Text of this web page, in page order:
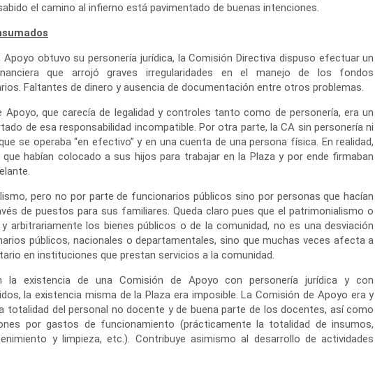
el camino al infierno está pavimentado de buenas intenciones.
obtuvo su personería jurídica, la Comisión Directiva dispuso efectuar un
que arrojó graves irregularidades en el manejo de los fondos
Faltantes de dinero y ausencia de documentación entre otros problemas.
que carecía de legalidad y controles tanto como de personería, era un
de esa responsabilidad incompatible. Por otra parte, la CA sin personería ni
se operaba “en efectivo” y en una cuenta de una persona física. En realidad,
habían colocado a sus hijos para trabajar en la Plaza y por ende firmaban
pero no por parte de funcionarios públicos sino por personas que hacían
de puestos para sus familiares. Queda claro pues que el patrimonialismo o
arbitrariamente los bienes públicos o de la comunidad, no es una desviación
públicos, nacionales o departamentales, sino que muchas veces afecta a
en instituciones que prestan servicios a la comunidad.
la existencia de una Comisión de Apoyo con personería jurídica y con
la existencia misma de la Plaza era imposible. La Comisión de Apoyo era y
totalidad del personal no docente y de buena parte de los docentes, así como
por gastos de funcionamiento (prácticamente la totalidad de insumos,
y limpieza, etc.). Contribuye asimismo al desarrollo de actividades